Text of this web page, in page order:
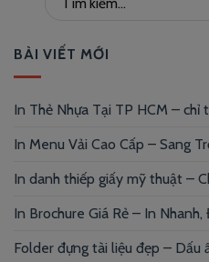
BÀI VIẾT MỚI
In Thẻ Nhựa Tại TP HCM – chỉ
In Menu Vải Cao Cấp – Sang
In danh thiếp giấy mỹ thuật –
In Brochure Giá Rẻ – In Nhanh,
Folder đựng tài liệu đẹp – Dấu